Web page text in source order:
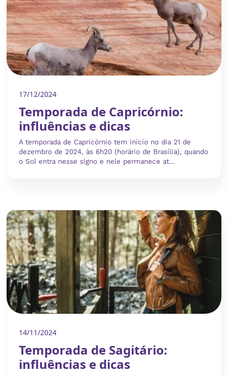
17/12/2024
Temporada de Capricórnio:
influências e dicas
A temporada de Capricórnio tem início no dia 21 de
dezembro de 2024, às 6h20 (horário de Brasília), quando
o Sol entra nesse signo e nele permanece at...
14/11/2024
Temporada de Sagitário:
influências e dicas